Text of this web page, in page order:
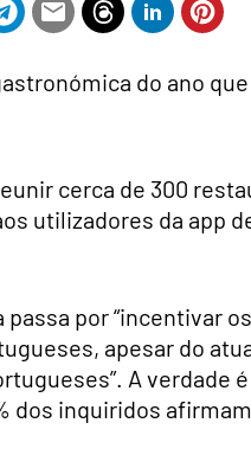
do ano
cerca de 300
utilizadores da app
por “incentivar
apesar do
A verdade
dos inquiridos